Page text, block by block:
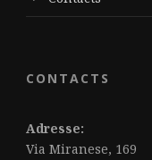
CONTACTS
Adresse:
Via Miranese, 169